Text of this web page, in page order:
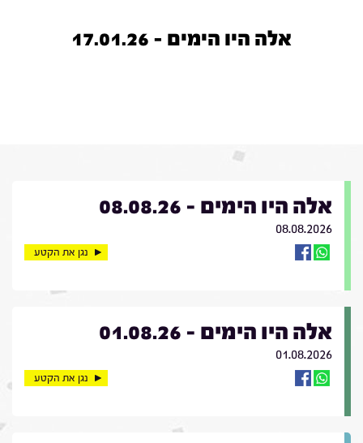
אלה היו הימים - 17.01.26
אלה היו הימים - 08.08.26
08.08.2026
נגן את הקטע
אלה היו הימים - 01.08.26
01.08.2026
נגן את הקטע